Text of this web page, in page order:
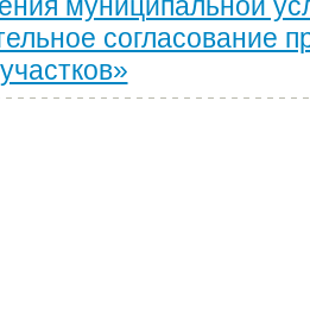
согласование